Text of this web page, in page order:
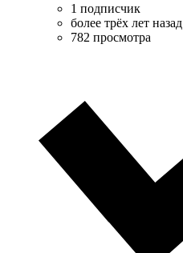
1 подписчик
более трёх лет назад
782 просмотра